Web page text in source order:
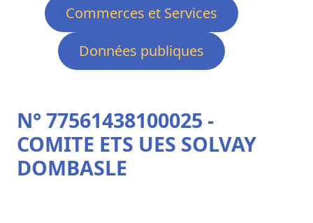
Commerces et Services
Données publiques
N° 77561438100025 -
COMITE ETS UES SOLVAY
DOMBASLE